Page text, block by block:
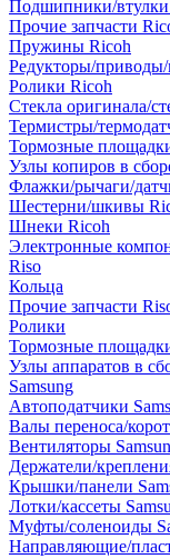
Подшипники/втулки
Прочие запчасти
Пружины Ricoh
Редукторы/
Ролики Ricoh
Стекла оригинала/
Термистры/
Тормозные
Узлы копиров в
Флажки/рычаги/
Шестерни/шкивы
Шнеки Ricoh
Электронные
Riso
Кольца
Прочие запчасти
Ролики
Тормозные
Узлы аппаратов в
Samsung
Автоподатчики
Валы переноса/
Вентиляторы
Держатели/
Крышки/панели
Лотки/кассеты
Муфты/соленоиды
Направляющие/